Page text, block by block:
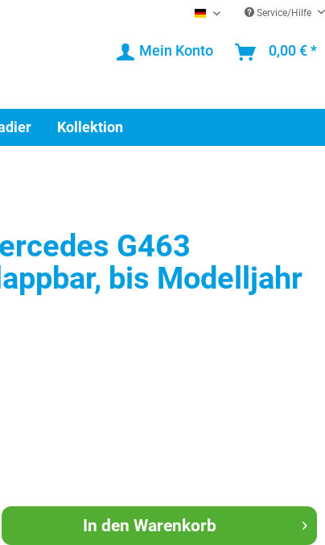
DE Service/Hilfe
Mein Konto 0,00 € *
Kollektion
G463
bis Modelljahr
In den Warenkorb